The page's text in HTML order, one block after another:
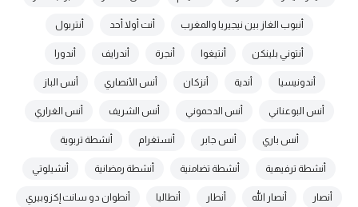
أنبوب الغاز بين نيجيريا والمغرب أنت أولا أحد أنتربول
أنتوني بلينكن أنتيغوا أنجرة أندرايف أندورا
أندونيسيا أندية أنزكان أنس الأنصاري أنس الباز
أنس البوعناني أنس الدحموني أنس الشريف أنس الغراري
أنس باري أنس جابر أنستغرام أنشطة تربوية
أنشطة ترفيهية أنشطة تضامنية أنشطة رمضانية أنشيلوتي
أنصار أنصار الله أنطار أنطاليا أنطوان دو سانت إكزوبيري